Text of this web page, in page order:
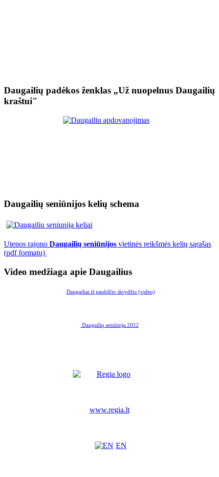
Daugailių padėkos ženklas „Už nuopelnus Daugailių
kraštui"
Daugailių seniūnijos kelių schema
Utenos rajono Daugailių seniūnijos vietinės reikšmės kelių sąrašas
(pdf formatu)
Video medžiaga apie Daugailius
Daugailiai iš paukščio skrydžio (video)
Daugailių seniūnija 2012
www.regia.lt
EN